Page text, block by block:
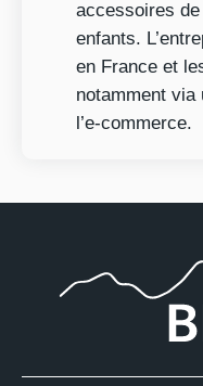
accessoires
enfants.
en France et
notamment via
l’e-commerce.